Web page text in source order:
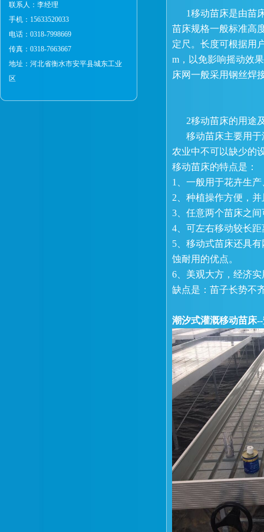
联系人：李经理
手机：15633520033
电话：0318-7998669
传真：0318-7663667
地址：河北省衡水市安平县城东工业
区
1移动苗床是由苗床
苗床规格一般标准高
定尺。长度可根据用
m，以免影响摇动效
床网一般采用钢丝焊
2移动苗床的用途
移动苗床主要用于
农业中不可以缺少的
移动苗床的特点是：
1、一般用于花卉生
2、种植操作方便，
3、任意两个苗床之间
4、可左右移动较长
5、移动式苗床还具
蚀耐用的优点。
6、美观大方，经济
缺点是：苗子长势不
潮汐式灌溉移动苗床--